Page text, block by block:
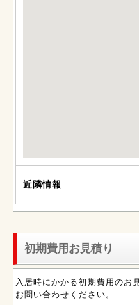
近隣情報
初期費用お見積り
入居時にかかる初期費用のお
お問い合わせください。